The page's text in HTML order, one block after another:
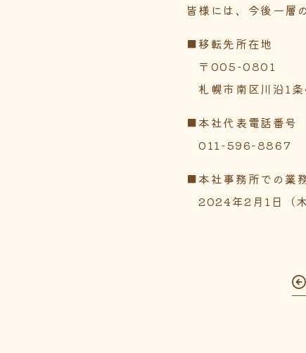
皆様には、今後一層
■移転先所在地
〒005-0801
札幌市南区川沿1
■本社代表電話番号
011-596-8867
■本社事務所での業
2024年2月1日（